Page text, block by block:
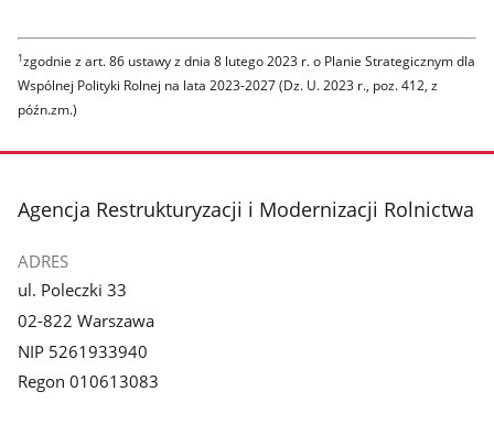
1zgodnie z art. 86 ustawy z dnia 8 lutego 2023 r. o Planie Strategicznym dla
Wspólnej Polityki Rolnej na lata 2023-2027 (Dz. U. 2023 r., poz. 412, z
późn.zm.)
stopka
Agencja Restrukturyzacji i Modernizacji Rolnictwa
ADRES
ul. Poleczki 33
02-822 Warszawa
NIP 5261933940
Regon 010613083